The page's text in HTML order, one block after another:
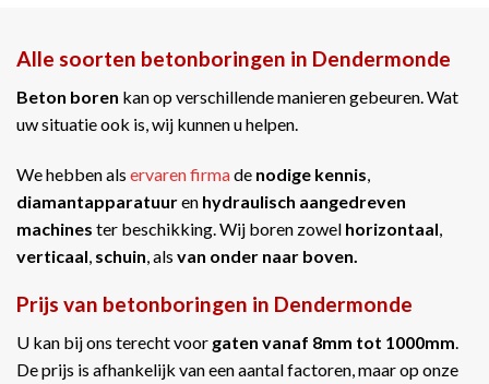
Alle soorten betonboringen in Dendermonde
Beton boren kan op verschillende manieren gebeuren. Wat
uw situatie ook is, wij kunnen u helpen.
We hebben als ervaren firmade nodige kennis
diamantapparatuuren hydraulisch aangedreven
machines ter beschikking. Wij boren zowel horizontaal
verticaal schuin , als van onder naar boven.
Prijs van betonboringen in Dendermonde
U kan bij ons terecht voor gaten vanaf 8mm tot 1000mm.
De prijs is afhankelijk van een aantal factoren, maar op onze